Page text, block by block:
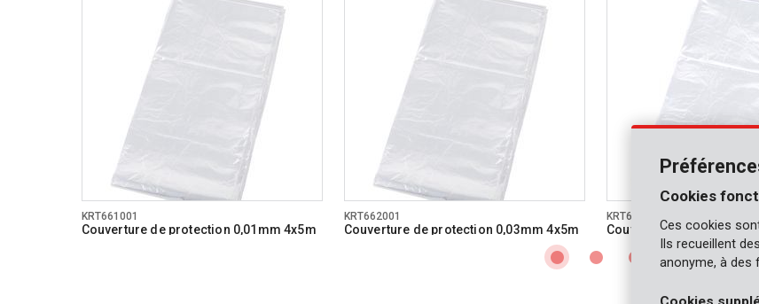
KRT661001
Couverture de protection 0,01mm 4x5m
KRT662001
Couverture de protection 0,03mm 4x5m
KRT663001
Couverture de protection
Cookies
Ces cookies
Ils recueillent
anonyme, à des